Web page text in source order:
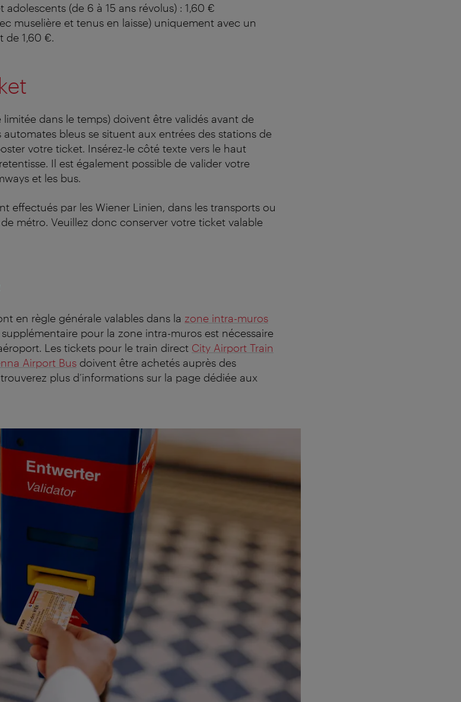
(de 6 à 15 ans révolus) : 1,60 €
muselière et tenus en laisse) uniquement avec un
de 1,60 €.
dans le temps) doivent être validés avant de
bleus se situent aux entrées des stations de
votre ticket. Insérez-le côté texte vers le haut
Il est également possible de valider votre
et les bus.
effectués par les Wiener Linien, dans les transports ou
métro. Veuillez donc conserver votre ticket valable
en règle générale valables dans la zone intra-muros
pour la zone intra-muros est nécessaire
Les tickets pour le train direct City Airport Train
Airport Bus doivent être achetés auprès des
plus d’informations sur la page dédiée aux